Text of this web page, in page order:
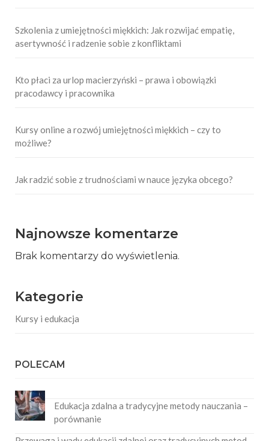
Szkolenia z umiejętności miękkich: Jak rozwijać empatię,
asertywność i radzenie sobie z konfliktami
Kto płaci za urlop macierzyński – prawa i obowiązki
pracodawcy i pracownika
Kursy online a rozwój umiejętności miękkich – czy to
możliwe?
Jak radzić sobie z trudnościami w nauce języka obcego?
Najnowsze komentarze
Brak komentarzy do wyświetlenia.
Kategorie
Kursy i edukacja
POLECAM
Edukacja zdalna a tradycyjne metody nauczania –
porównanie